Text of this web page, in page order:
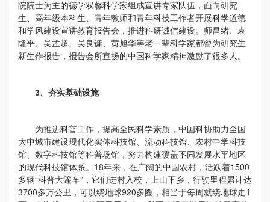
院院士为主的德学双馨科学家组成宣讲专家队伍，面向研究
生、高年级本科生、青年教师和青年科技工作者开展科学道德
和学风建设宣讲教育报告会，推进科研诚信建设。师昌绪、袁
隆平、吴孟超、吴良镛、黄旭华等老一辈科学家都曾为研究生
新生作报告，报告会所宣扬的中国科学家精神激励了很多人。
3、 夯实基础设施
为推进科普工作，提高全民科学素质，中国科协助力全国
大中城市建设现代化实体科技馆、流动科技馆、农村中学科技
馆、数字科技馆等科普场馆，努力构建覆盖不同发展水平地区
的现代科技馆体系。18年来，在广阔的中国农村，活跃着1500
多辆“科普大篷车”，它们进村入校，上山下乡，行驶里程累计达
3700多万公里，可以绕地球920多圈，相当于每周就绕地球走1